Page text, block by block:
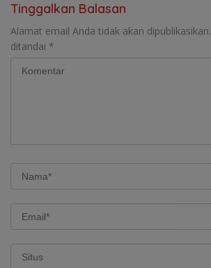
Tinggalkan Balasan
Alamat email Anda tidak akan dipublikasikan.
ditandai *